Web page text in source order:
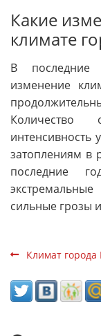
Какие
климате
В последние
изменение
интенсивность
затоплениям в
последние
сильные грозы
Климат города